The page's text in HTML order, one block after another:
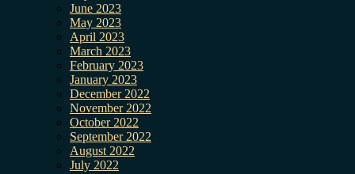
June 2023
May 2023
April 2023
March 2023
February 2023
January 2023
December 2022
November 2022
October 2022
September 2022
August 2022
July 2022